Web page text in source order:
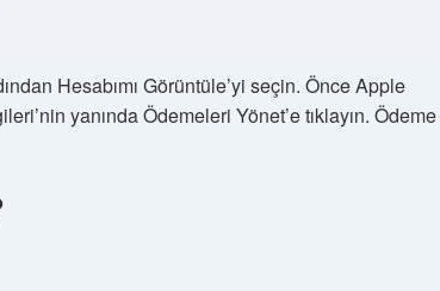
Hesabımı Görüntüle’yi seçin. Önce Apple
yanında Ödemeleri Yönet’e tıklayın. Ödeme